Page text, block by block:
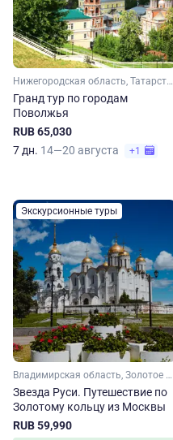
Нижегородская область, Татарстан, Марий Эл, Чувашия
Гранд тур по городам
Поволжья
RUB 65,030
7 дн. 14—20 августа +1
Экскурсионные туры
Владимирская область, Золотое кольцо, Рязанская область, Нижегородская область, Костромская область, Ярославская область, Малое Золотое кольцо, Московская область, Ивановская область
Звезда Руси. Путешествие по
Золотому кольцу из Москвы
RUB 59,990